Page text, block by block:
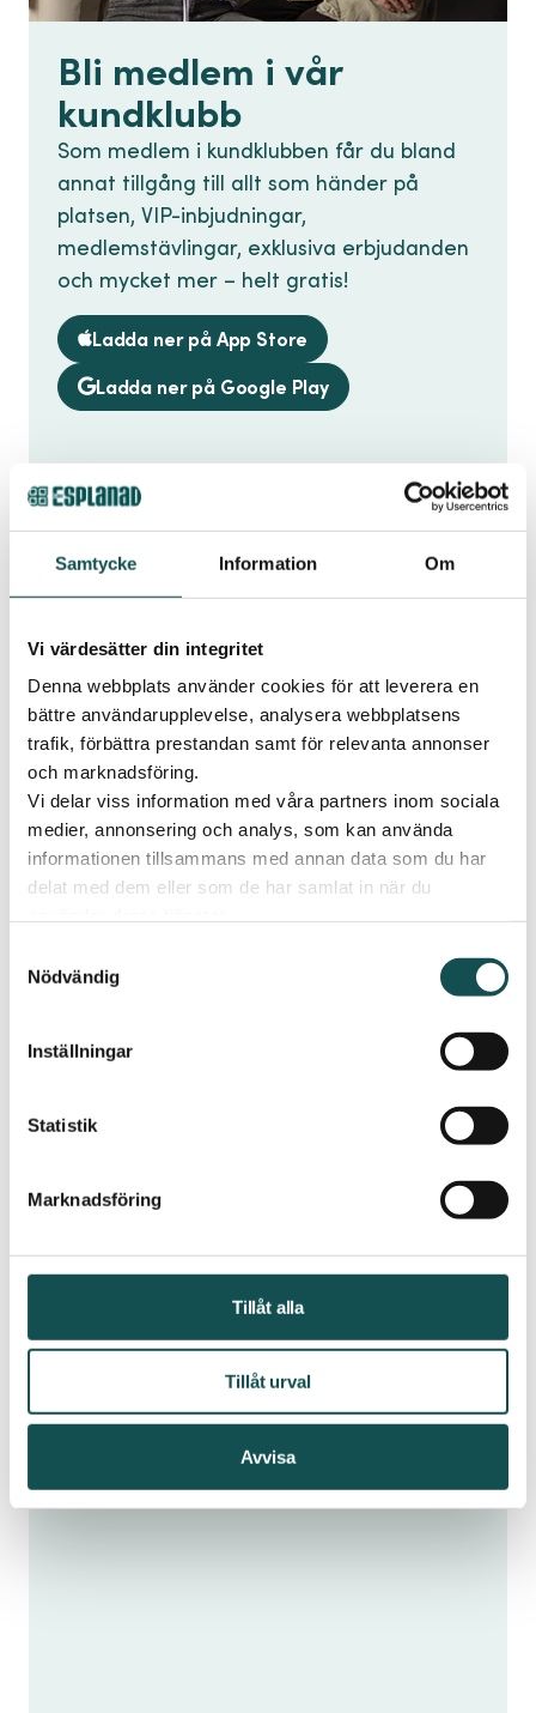
Samtycke Information Om
Vi värdesätter din integritet
Denna webbplats använder cookies för att leverera en
bättre användarupplevelse, analysera webbplatsens
trafik, förbättra prestandan samt för relevanta annonser
och marknadsföring.
Vi delar viss information med våra partners inom sociala
medier, annonsering och analys, som kan använda
informationen tillsammans med annan data som du har
delat med dem eller som de har samlat in när du
Nödvändig
Inställningar
Statistik
Marknadsföring
Tillåt alla
Tillåt urval
Avvisa
Bli medlem i vår
kundklubb
Som medlem i kundklubben får du bland
annat tillgång till allt som händer på
platsen, VIP-inbjudningar,
medlemstävlingar, exklusiva erbjudanden
och mycket mer – helt gratis!
Ladda ner på App Store
Ladda ner på Google Play